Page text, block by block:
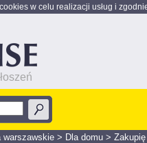
w celu realizacji usług i
warszawskie > Dla domu > Zakupię